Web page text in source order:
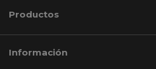
Productos
Información